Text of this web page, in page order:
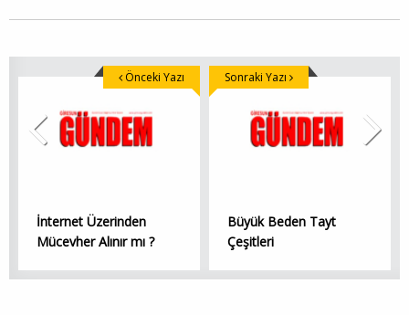
İnternet Üzerinden
Mücevher Alınır mı ?
Önceki Yazı
Büyük Beden Tayt
Çeşitleri
Sonraki Yazı